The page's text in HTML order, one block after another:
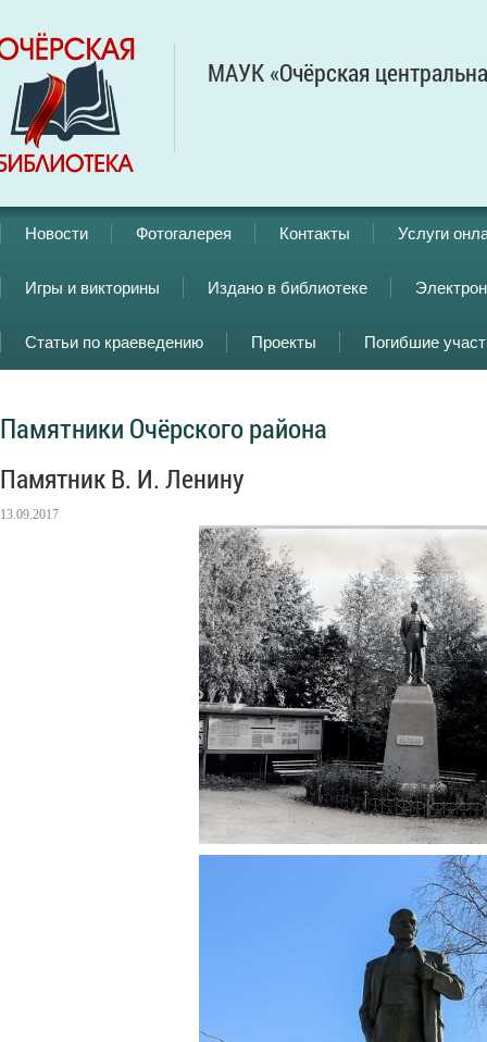
МАУК «Очёрская
Новости Фотогалерея Контакты Услуги
Игры и викторины Издано в библиотеке
Статьи по краеведению Проекты Погибшие
Памятники Очёрского района
Памятник В. И. Ленину
13.09.2017